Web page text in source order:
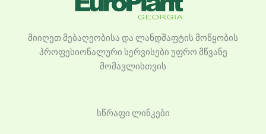
მიიღეთ მებაღეობისა და ლანდშაფტის მოწყობის
პროფესიონალური სერვისები უფრო მწვანე
მომავლისთვის
სწრაფი ლინკები